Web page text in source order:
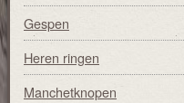
Gespen
Heren ringen
Manchetknopen